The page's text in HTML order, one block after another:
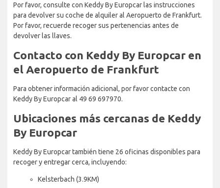
Por favor, consulte con Keddy By Europcar las instrucciones
para devolver su coche de alquiler al Aeropuerto de Frankfurt.
Por favor, recuerde recoger sus pertenencias antes de
devolver las llaves.
Contacto con Keddy By Europcar en
el Aeropuerto de Frankfurt
Para obtener información adicional, por favor contacte con
Keddy By Europcar al 49 69 697970.
Ubicaciones más cercanas de Keddy
By Europcar
Keddy By Europcar también tiene 26 oficinas disponibles para
recoger y entregar cerca, incluyendo:
Kelsterbach (3.9KM)